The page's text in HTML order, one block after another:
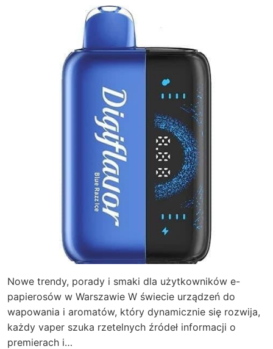
Nowe trendy, porady i smaki dla użytkowników e-
papierosów w Warszawie W świecie urządzeń do
wapowania i aromatów, który dynamicznie się rozwija,
każdy vaper szuka rzetelnych źródeł informacji o
premierach i…